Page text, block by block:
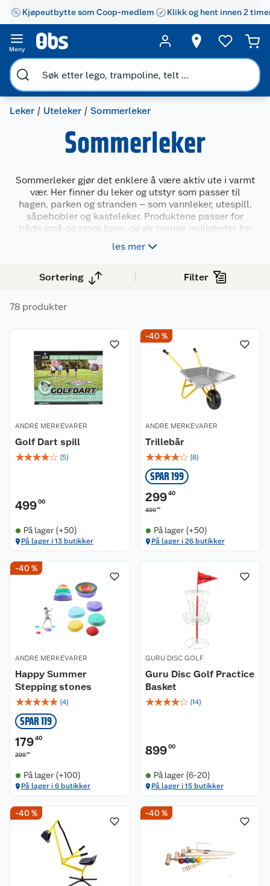
Kjøpeutbytte som Coop-medlem Klikk og hent innen 2
Meny
Leker Uteleker Sommerleker
Sommerleker
Sommerleker gjør det enklere å være aktiv ute i varmt
vær. Her finner du leker og utstyr som passer til
hagen, parken og stranden – som vannleker, utespill,
såpebobler og kasteleker. Produktene passer for
både små og store barn, og gir mange muligheter for
bevegelse og lek sammen med andre. Perfekt for
feriedager, bursdager og utelek i solen. Alt er laget for
les mer
Sortering Filter
78 produkter
ANDRE MERKEVARER
Golf Dart spill
☆☆☆☆☆ (5)
49900
På lager (+50)
På lager i 13 butikker
-40 %
ANDRE MERKEVARER
Trillebår
☆☆☆☆☆ (8)
SPAR 199
29940
49900
På lager (+50)
På lager i 26 butikker
-40 %
ANDRE MERKEVARER
Happy Summer
Stepping stones
☆☆☆☆☆ (4)
SPAR 119
17940
29900
På lager (+100)
På lager i 6 butikker
GURU DISC GOLF
Guru Disc Golf Practice
Basket
☆☆☆☆☆ (14)
89900
På lager (6-20)
På lager i 15 butikker
-40 % -40 %